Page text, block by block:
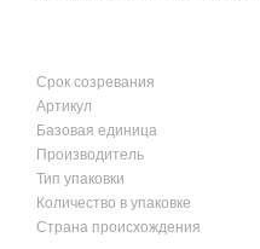
Срок созревания
Артикул
Базовая единица
Производитель
Тип упаковки
Количество в упаковке
Страна происхождения